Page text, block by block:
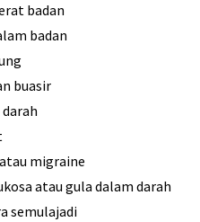
badan
badan
buasir
migraine
atau gula dalam darah
semulajadi